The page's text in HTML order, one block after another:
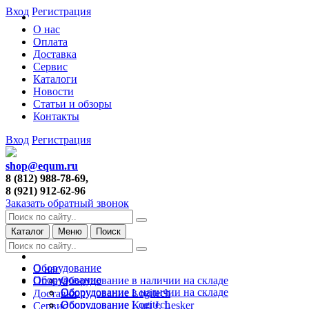
О нас
Оплата
Доставка
Сервис
Каталоги
Новости
Статьи и обзоры
Контакты
Вход Регистрация
Вход Регистрация
shop@equm.ru
8 (812) 988-78-69,
8 (921) 912-62-96
Заказать обратный звонок
Каталог Меню Поиск
О нас
Оплата
Доставка
Сервис
Оборудование
Оборудование в наличии на складе
Оборудование Logitech
Оборудование Kurt J. Lesker
Оборудование
Оборудование в наличии на складе
Оборудование Logitech